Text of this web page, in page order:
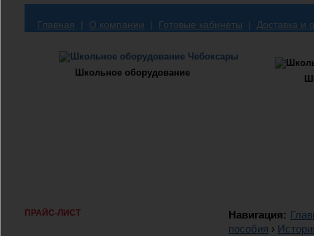
Главная | О компании | Готовые кабинеты | Доставка и
Школьное оборудование
Навигация:
пособия ›
ПРАЙС-ЛИСТ